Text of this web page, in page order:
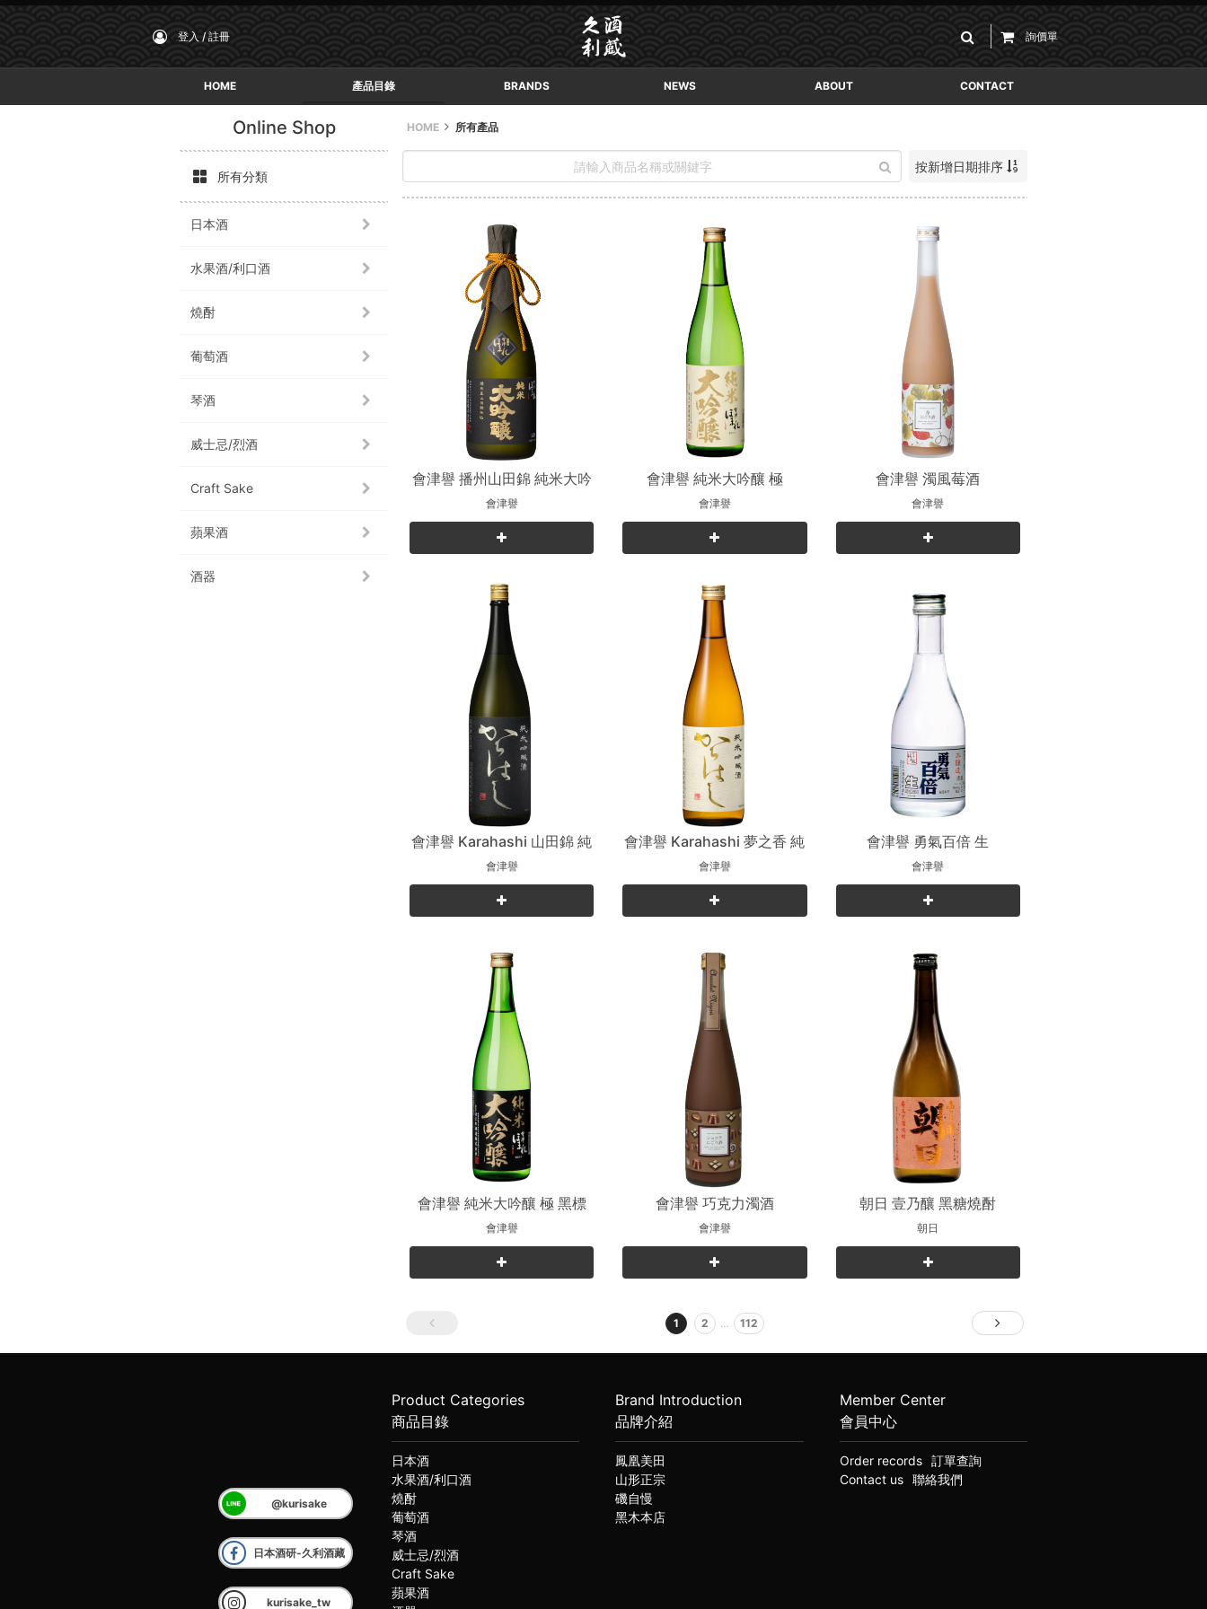
登入 / 註冊 詢價單
HOME 產品目錄 BRANDS NEWS ABOUT CONTACT
Online Shop
所有分類
日本酒
水果酒/利口酒
燒酎
葡萄酒
琴酒
威士忌/烈酒
Craft Sake
蘋果酒
酒器
HOME 所有產品
按新增日期排序
會津譽 播州山田錦 純米大吟
釀
會津譽
會津譽 純米大吟釀 極
會津譽
會津譽 濁風莓酒
會津譽
會津譽 Karahashi 山田錦 純
米吟釀
會津譽
會津譽 Karahashi 夢之香 純
米吟釀
會津譽
會津譽 勇氣百倍 生
會津譽
會津譽 純米大吟釀 極 黑標
會津譽
會津譽 巧克力濁酒
會津譽
朝日 壹乃釀 黑糖燒酎
朝日
1 2 … 112
@kurisake
日本酒研-久利酒藏
kurisake_tw
Product Categories
商品目錄
日本酒
水果酒/利口酒
燒酎
葡萄酒
琴酒
威士忌/烈酒
Craft Sake
蘋果酒
Brand Introduction
品牌介紹
鳳凰美田
山形正宗
磯自慢
黑木本店
Member Center
會員中心
Order records
訂單查詢
Contact us
聯絡我們